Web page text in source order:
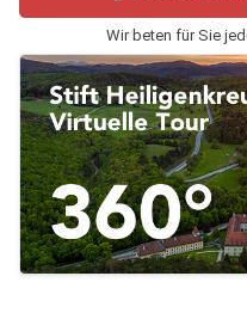
Wir beten für Sie